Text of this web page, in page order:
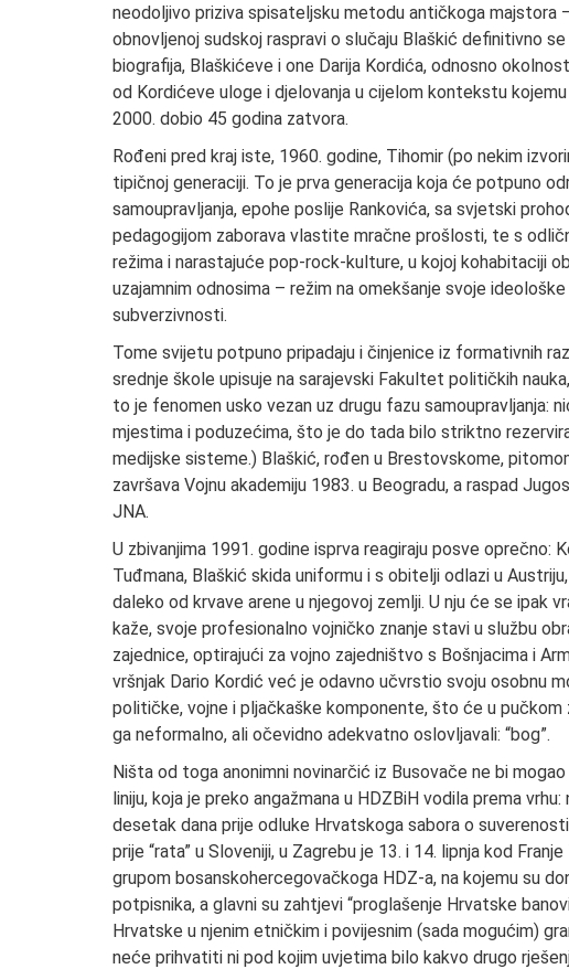
neodoljivo priziva spisateljsku metodu antičkoga majstora
obnovljenoj sudskoj raspravi o slučaju Blaškić definitivno
biografija, Blaškićeve i one Darija Kordića, odnosno
od Kordićeve uloge i djelovanja u cijelom kontekstu
2000. dobio 45 godina zatvora.
Rođeni pred kraj iste, 1960. godine, Tihomir (po nekim
tipičnoj generaciji. To je prva generacija koja će potpuno
samoupravljanja, epohe poslije Rankovića, sa svjetski
pedagogijom zaborava vlastite mračne prošlosti, te s
režima i narastajuće pop-rock-kulture, u kojoj kohabitaciji
uzajamnim odnosima – režim na omekšanje svoje
subverzivnosti.
Tome svijetu potpuno pripadaju i činjenice iz formativnih
srednje škole upisuje na sarajevski Fakultet političkih
to je fenomen usko vezan uz drugu fazu samoupravljanja:
mjestima i poduzećima, što je do tada bilo striktno
medijske sisteme.) Blaškić, rođen u Brestovskome,
završava Vojnu akademiju 1983. u Beogradu, a raspad
JNA.
U zbivanjima 1991. godine isprva reagiraju posve oprečno:
Tuđmana, Blaškić skida uniformu i s obitelji odlazi u
daleko od krvave arene u njegovoj zemlji. U nju će se ipak
kaže, svoje profesionalno vojničko znanje stavi u službu
zajednice, optirajući za vojno zajedništvo s Bošnjacima i
vršnjak Dario Kordić već je odavno učvrstio svoju osobnu
političke, vojne i pljačkaške komponente, što će u
ga neformalno, ali očevidno adekvatno oslovljavali: “bog”.
Ništa od toga anonimni novinarčić iz Busovače ne bi
liniju, koja je preko angažmana u HDZBiH vodila prema
desetak dana prije odluke Hrvatskoga sabora o
prije “rata” u Sloveniji, u Zagrebu je 13. i 14. lipnja kod
grupom bosanskohercegovačkoga HDZ-a, na kojemu su
potpisnika, a glavni su zahtjevi “proglašenje Hrvatske
Hrvatske u njenim etničkim i povijesnim (sada mogućim)
neće prihvatiti ni pod kojim uvjetima bilo kakvo drugo